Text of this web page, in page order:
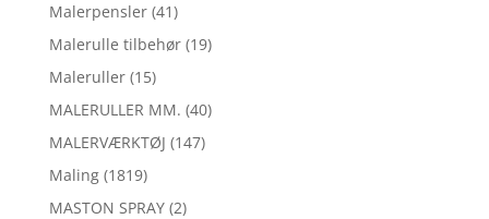
Malerpensler (41)
Malerulle tilbehør (19)
Maleruller (15)
MALERULLER MM. (40)
MALERVÆRKTØJ (147)
Maling (1819)
MASTON SPRAY (2)